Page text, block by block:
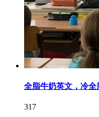
全脂牛奶英文，冷
317